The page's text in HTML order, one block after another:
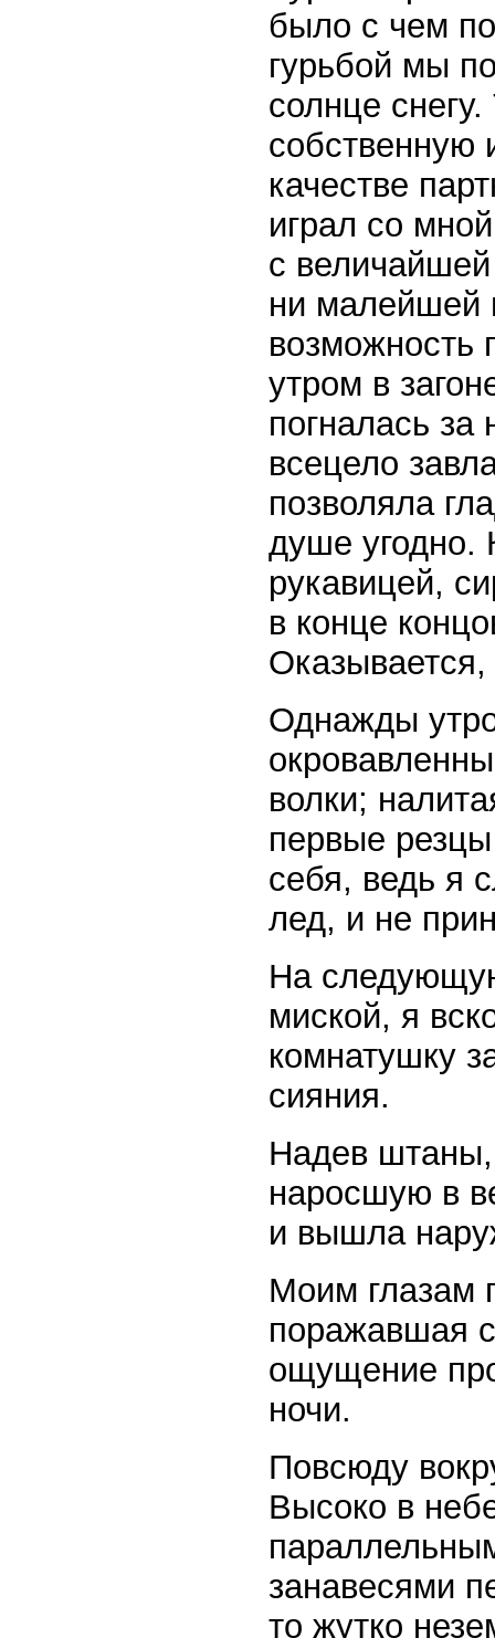
было с чем
гурьбой мы
солнце
собственную
качестве
играл со
с
ни малейшей
возможность
утром в
погналась
всецело
позволяла
душе угодно.
рукавицей,
в конце
Оказывается,
Однажды
волки;
первые
себя, ведь я
лед, и не
На
миской, я
комнатушку
сияния.
Надев штаны,
наросшую в
и вышла
Моим глазам
поражавшая
ощущение
ночи.
Повсюду
Высоко в
занавесями
то жутко